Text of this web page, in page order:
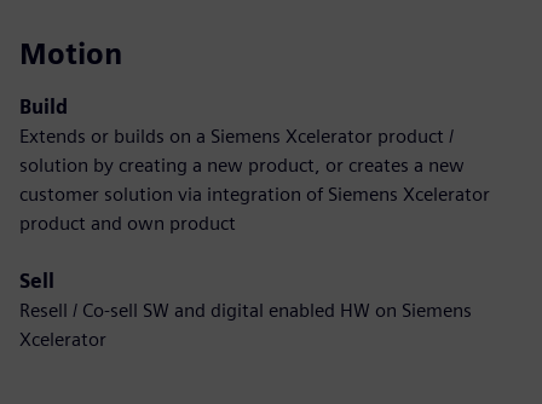
Motion
Build
Extends or builds on a Siemens Xcelerator product /
solution by creating a new product, or creates a new
customer solution via integration of Siemens Xcelerator
product and own product
Sell
Resell / Co-sell SW and digital enabled HW on Siemens
Xcelerator